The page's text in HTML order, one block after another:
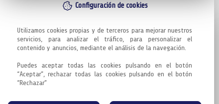
Configuración de cookies
Utilizamos cookies propias y de terceros para mejorar nuestros
servicios, para analizar el tráfico, para personalizar el
contenido y anuncios, mediante el análisis de la navegación.
Puedes aceptar todas las cookies pulsando en el botón
“Aceptar”, rechazar todas las cookies pulsando en el botón
“Rechazar”